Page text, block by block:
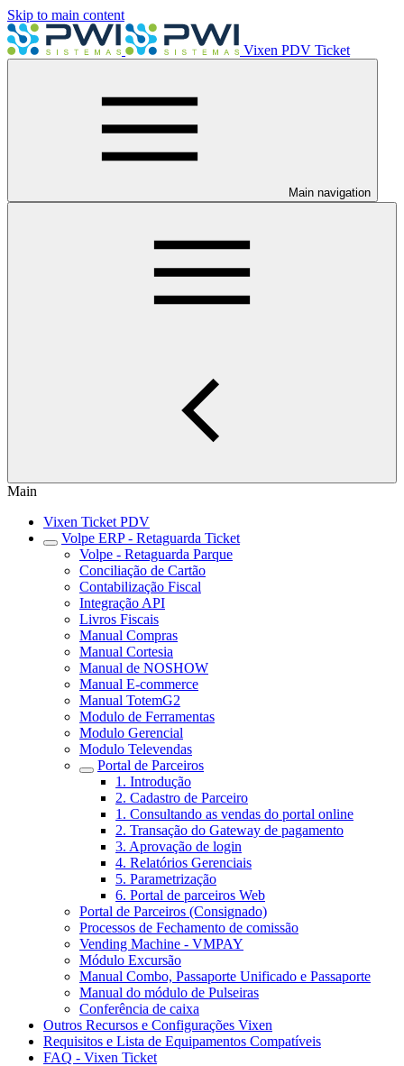
Skip to main content
Vixen PDV Ticket
Main navigation
Main
Vixen Ticket PDV
Volpe ERP - Retaguarda Ticket
Volpe - Retaguarda Parque
Conciliação de Cartão
Contabilização Fiscal
Integração API
Livros Fiscais
Manual Compras
Manual Cortesia
Manual de NOSHOW
Manual E-commerce
Manual TotemG2
Modulo de Ferramentas
Modulo Gerencial
Modulo Televendas
Portal de Parceiros
1. Introdução
2. Cadastro de Parceiro
1. Consultando as vendas do portal online
2. Transação do Gateway de pagamento
3. Aprovação de login
4. Relatórios Gerenciais
5. Parametrização
6. Portal de parceiros Web
Portal de Parceiros (Consignado)
Processos de Fechamento de comissão
Vending Machine - VMPAY
Módulo Excursão
Manual Combo, Passaporte Unificado e Passaporte
Manual do módulo de Pulseiras
Conferência de caixa
Outros Recursos e Configurações Vixen
Requisitos e Lista de Equipamentos Compatíveis
FAQ - Vixen Ticket